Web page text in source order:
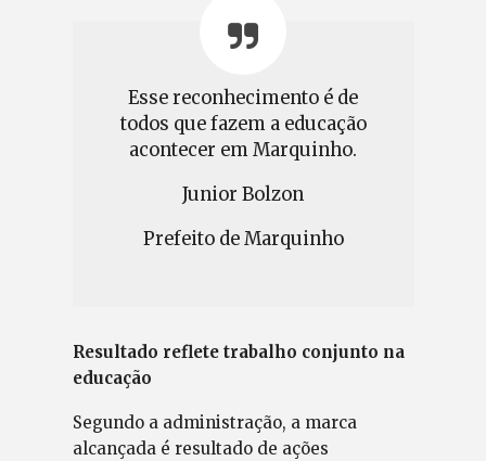
Esse reconhecimento é de
todos que fazem a educação
acontecer em Marquinho.
Junior Bolzon
Prefeito de Marquinho
Resultado reflete trabalho conjunto na
educação
Segundo a administração, a marca
alcançada é resultado de ações